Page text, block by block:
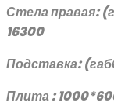
Стела правая:
16300
Подставка:
Плита :